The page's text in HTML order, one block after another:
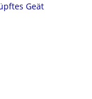
Geät